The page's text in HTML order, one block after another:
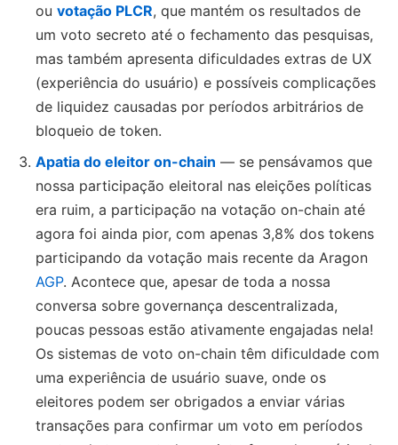
ou votação PLCR, que mantém os resultados de
um voto secreto até o fechamento das pesquisas,
mas também apresenta dificuldades extras de UX
(experiência do usuário) e possíveis complicações
de liquidez causadas por períodos arbitrários de
bloqueio de token.
Apatia do eleitor on-chain — se pensávamos que
nossa participação eleitoral nas eleições políticas
era ruim, a participação na votação on-chain até
agora foi ainda pior, com apenas 3,8% dos tokens
participando da votação mais recente da Aragon
AGP. Acontece que, apesar de toda a nossa
conversa sobre governança descentralizada,
poucas pessoas estão ativamente engajadas nela!
Os sistemas de voto on-chain têm dificuldade com
uma experiência de usuário suave, onde os
eleitores podem ser obrigados a enviar várias
transações para confirmar um voto em períodos